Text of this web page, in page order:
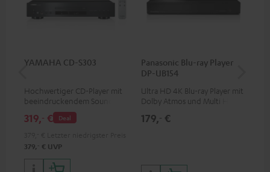
YAMAHA CD-S303
Hochwertiger CD-Player mit
beeindruckendem Sound und
wertiger Verarbeitung
Deal
319,‐ €
379, ‐ € UVP
Panasonic Blu-ray Player
DP-UB154
Ultra HD 4K Blu-ray Player mit
Dolby Atmos und Multi HDR-
HDR10+ für eine überragende
179,‐ €